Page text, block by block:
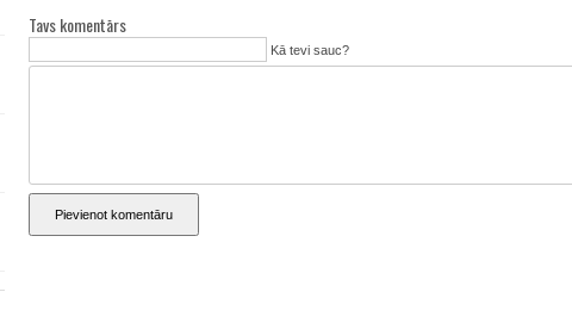
Tavs komentārs
Kā tevi sauc?
Pievienot komentāru